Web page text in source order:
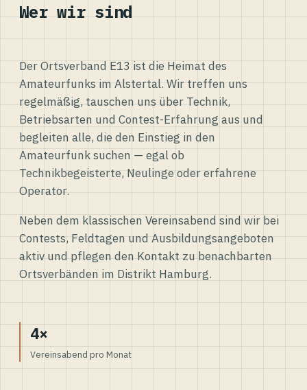
Wer wir sind
Der Ortsverband E13 ist die Heimat des
Amateurfunks im Alstertal. Wir treffen uns
regelmäßig, tauschen uns über Technik,
Betriebsarten und Contest-Erfahrung aus und
begleiten alle, die den Einstieg in den
Amateurfunk suchen — egal ob
Technikbegeisterte, Neulinge oder erfahrene
Operator.
Neben dem klassischen Vereinsabend sind wir bei
Contests, Feldtagen und Ausbildungsangeboten
aktiv und pflegen den Kontakt zu benachbarten
Ortsverbänden im Distrikt Hamburg.
4×
Vereinsabend pro Monat